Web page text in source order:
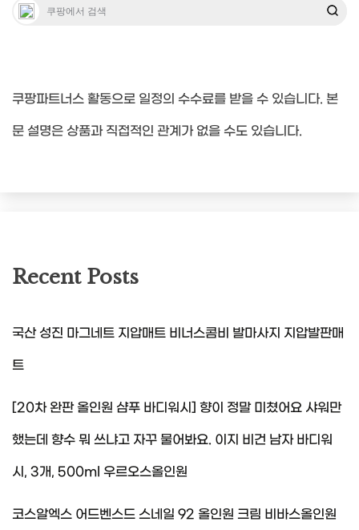
쿠팡파트너스 활동으로 일정의 수수료를 받을 수 있습니다. 본
문 설명은 상품과 직접적인 관계가 없을 수도 있습니다.
Recent Posts
국산 성진 마그네트 지압매트 비너스콤비 발마사지 지압발판매
트
[20차 완판 올인원 샴푸 바디워시] 향이 정말 미쳤어요 샤워만
했는데 향수 뭐 쓰냐고 자꾸 물어봐요. 이지 비건 남자 바디워
시, 3개, 500ml 우르오스올인원
코스알엑스 어드벤스드 스네일 92 올인원 크림 비바스올인원